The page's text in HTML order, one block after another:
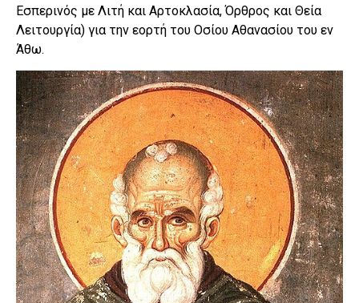
Εσπερινός με Λιτή και Αρτοκλασία, Όρθρος και Θεία
Λειτουργία) για την εορτή του Οσίου Αθανασίου του εν
Άθω.